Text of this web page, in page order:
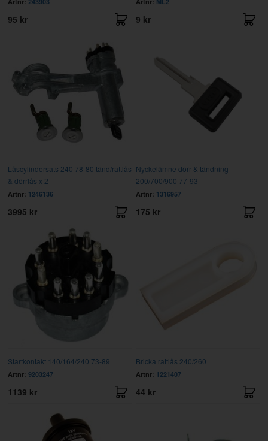
95 kr 9 kr
Låscylindersats 240 78-80 tänd/rattlås
& dörrlås x 2
Artnr: 1246136
3995 kr
Nyckelämne dörr & tändning
200/700/900 77-93
Artnr: 1316957
175 kr
Startkontakt 140/164/240 73-89
Artnr: 9203247
1139 kr
Bricka rattlås 240/260
Artnr: 1221407
44 kr